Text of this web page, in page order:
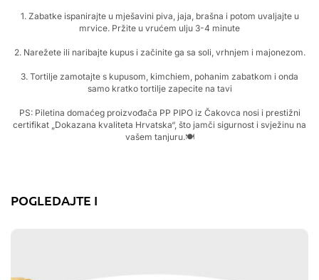
1. Zabatke ispanirajte u mješavini piva, jaja, brašna i potom uvaljajte u
mrvice. Pržite u vrućem ulju 3-4 minute
2. Narežete ili naribajte kupus i začinite ga sa soli, vrhnjem i majonezom.
3. Tortilje zamotajte s kupusom, kimchiem, pohanim zabatkom i onda
samo kratko tortilje zapecite na tavi
PS: Piletina domaćeg proizvođača PP PIPO iz Čakovca nosi i prestižni
certifikat „Dokazana kvaliteta Hrvatska“, što jamči sigurnost i svježinu na
vašem tanjuru.🍽️
POGLEDAJTE I